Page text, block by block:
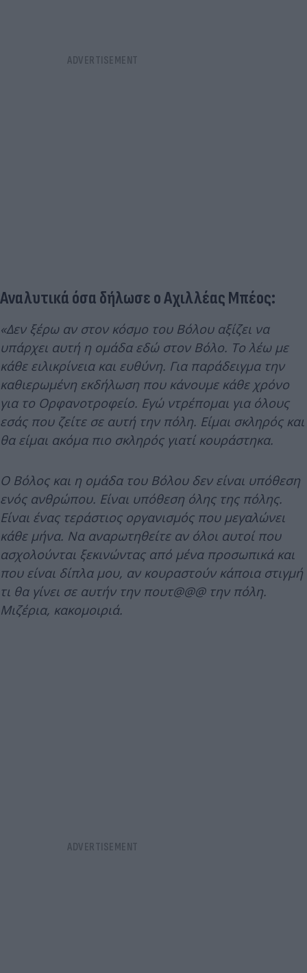
Αναλυτικά όσα δήλωσε ο Αχιλλέας Μπέος:
«Δεν ξέρω αν στον κόσμο του Βόλου αξίζει να
υπάρχει αυτή η ομάδα εδώ στον Βόλο. Το λέω με
κάθε ειλικρίνεια και ευθύνη. Για παράδειγμα την
καθιερωμένη εκδήλωση που κάνουμε κάθε χρόνο
για το Ορφανοτροφείο. Εγώ ντρέπομαι για όλους
εσάς που ζείτε σε αυτή την πόλη. Είμαι σκληρός και
θα είμαι ακόμα πιο σκληρός γιατί κουράστηκα.
Ο Βόλος και η ομάδα του Βόλου δεν είναι υπόθεση
ενός ανθρώπου. Είναι υπόθεση όλης της πόλης.
Είναι ένας τεράστιος οργανισμός που μεγαλώνει
κάθε μήνα. Να αναρωτηθείτε αν όλοι αυτοί που
ασχολούνται ξεκινώντας από μένα προσωπικά και
που είναι δίπλα μου, αν κουραστούν κάποια στιγμή
τι θα γίνει σε αυτήν την πουτ@@@ την πόλη.
Μιζέρια, κακομοιριά.